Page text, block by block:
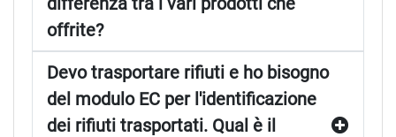
offrite?
Devo trasportare rifiuti e ho bisogno
del modulo EC per l'identificazione
dei rifiuti trasportati. Qual è il